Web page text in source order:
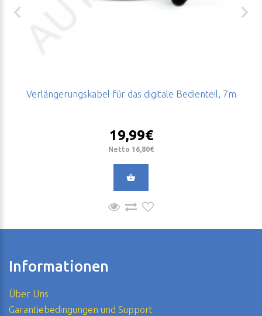
Verlängerungskabel für das digitale Bedienteil, 7m
19,99€
Netto 16,80€
Informationen
Über Uns
Garantiebedingungen und Support